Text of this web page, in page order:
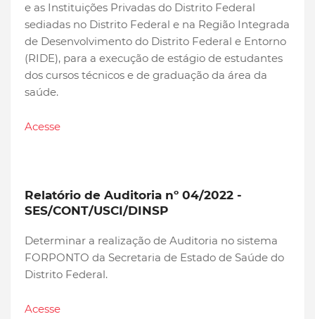
e as Instituições Privadas do Distrito Federal
sediadas no Distrito Federal e na Região Integrada
de Desenvolvimento do Distrito Federal e Entorno
(RIDE), para a execução de estágio de estudantes
dos cursos técnicos e de graduação da área da
saúde.
Acesse
Relatório de Auditoria nº 04/2022 -
SES/CONT/USCI/DINSP
Determinar a realização de Auditoria no sistema
FORPONTO da Secretaria de Estado de Saúde do
Distrito Federal.
Acesse